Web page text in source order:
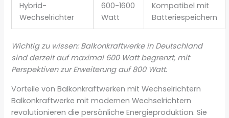
Hybrid-
Wechselrichter
600-1600
Watt
Kompatibel mit
Batteriespeichern
Wichtig zu wissen: Balkonkraftwerke in Deutschland
sind derzeit auf maximal 600 Watt begrenzt, mit
Perspektiven zur Erweiterung auf 800 Watt.
Vorteile von Balkonkraftwerken mit Wechselrichtern
Balkonkraftwerke mit modernen Wechselrichtern
revolutionieren die persönliche Energieproduktion. Sie